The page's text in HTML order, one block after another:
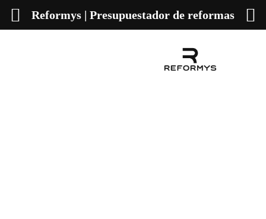
Reformys | Presupuestador de reformas